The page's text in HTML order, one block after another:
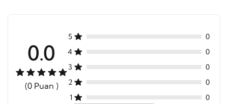
0.0
(0 Puan )
5
0
4
0
3
0
2
0
1
0